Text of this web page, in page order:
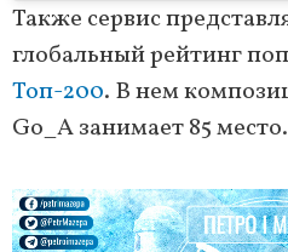
Также сервис
глобальный рейтинг
Топ-200. В нем
Go_A занимает 85 место.